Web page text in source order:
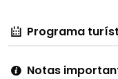
Programa
Notas